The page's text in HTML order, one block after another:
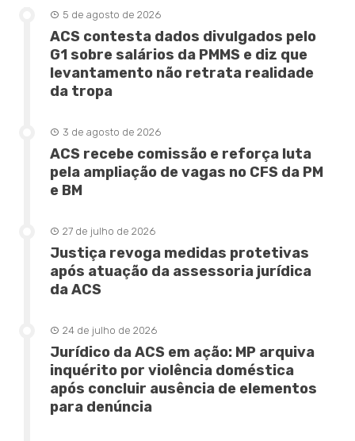
5 de agosto de 2026
ACS contesta dados divulgados pelo
G1 sobre salários da PMMS e diz que
levantamento não retrata realidade
da tropa
3 de agosto de 2026
ACS recebe comissão e reforça luta
pela ampliação de vagas no CFS da PM
e BM
27 de julho de 2026
Justiça revoga medidas protetivas
após atuação da assessoria jurídica
da ACS
24 de julho de 2026
Jurídico da ACS em ação: MP arquiva
inquérito por violência doméstica
após concluir ausência de elementos
para denúncia